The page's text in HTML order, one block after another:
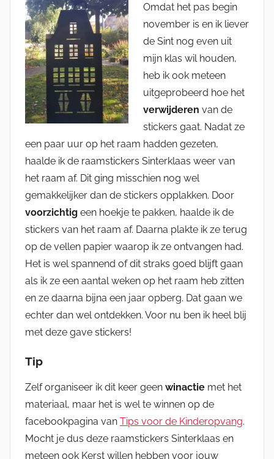
Omdat het pas begin
november is en ik liever
de Sint nog even uit
mijn klas wil houden,
heb ik ook meteen
uitgeprobeerd hoe het
verwijderen van de
stickers gaat. Nadat ze
een paar uur op het raam hadden gezeten,
haalde ik de raamstickers Sinterklaas weer van
het raam af. Dit ging misschien nog wel
gemakkelijker dan de stickers opplakken. Door
voorzichtig een hoekje te pakken, haalde ik de
stickers van het raam af. Daarna plakte ik ze terug
op de vellen papier waarop ik ze ontvangen had.
Het is wel spannend of dit straks goed blijft gaan
als ik ze een aantal weken op het raam heb zitten
en ze daarna bijna een jaar opberg. Dat gaan we
echter dan wel ontdekken. Voor nu ben ik heel blij
met deze gave stickers!
Tip
Zelf organiseer ik dit keer geen winactie met het
materiaal, maar het is wel te winnen op de
facebookpagina van Tips voor de Kinderopvang.
Mocht je dus deze raamstickers Sinterklaas en
meteen ook Kerst willen hebben voor jouw